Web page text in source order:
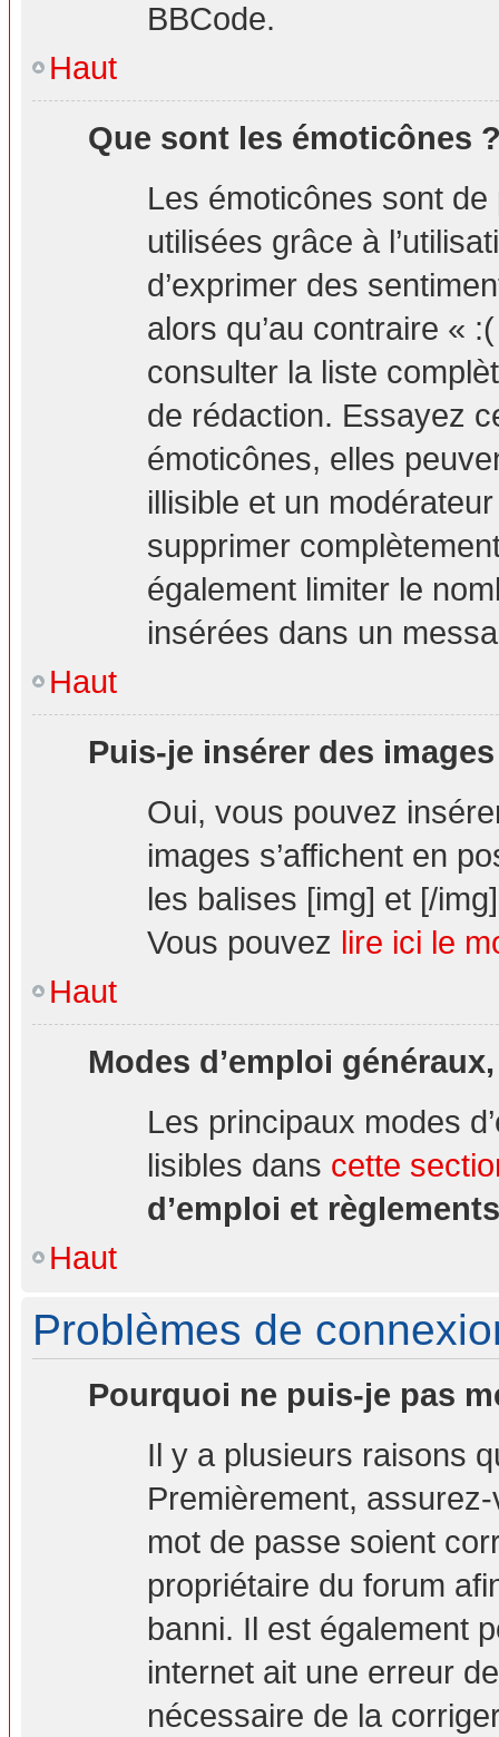
BBCode.
Haut
Que sont les émoticônes
Les émoticônes sont
utilisées grâce à
d’exprimer des
alors qu’au contraire «
consulter la liste
de rédaction. Essayez
émoticônes, elles
illisible et un
supprimer
également limiter le
insérées dans un
Haut
Puis-je insérer des
Oui, vous pouvez
images s’affichent en
les balises [img] et [/
Vous pouvez lire ici le
Haut
Modes d’emploi
Les principaux modes
lisibles dans cette
d’emploi et règlements
Haut
Problèmes de
Pourquoi ne puis-je pas
Il y a plusieurs raisons
Premièrement,
mot de passe soient
propriétaire du forum
banni. Il est également
internet ait une erreur
nécessaire de la